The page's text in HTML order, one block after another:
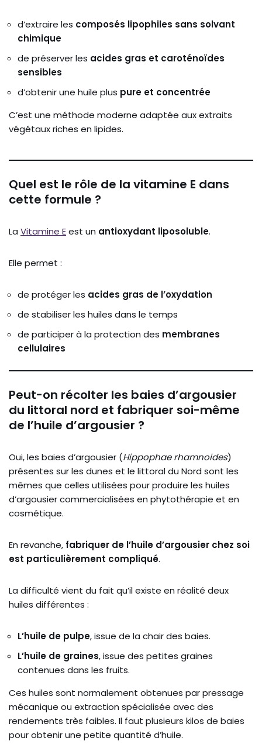
d’extraire les composés lipophiles sans solvant
chimique
de préserver les acides gras et caroténoïdes
sensibles
d’obtenir une huile plus pure et concentrée
C’est une méthode moderne adaptée aux extraits
végétaux riches en lipides.
Quel est le rôle de la vitamine E dans
cette formule ?
La Vitamine Eest un antioxydant liposoluble.
Elle permet :
de protéger les acides gras de l’oxydation
de stabiliser les huiles dans le temps
de participer à la protection des membranes
cellulaires
Peut-on récolter les baies d’argousier
du littoral nord et fabriquer soi-même
de l’huile d’argousier ?
Oui, les baies d’argousier (Hippophae rhamnoides)
présentes sur les dunes et le littoral du Nord sont les
mêmes que celles utilisées pour produire les huiles
d’argousier commercialisées en phytothérapie et en
cosmétique.
En revanche, fabriquer de l’huile d’argousier chez soi
est particulièrement compliqué.
La difficulté vient du fait qu’il existe en réalité deux
huiles différentes :
L’huile de pulpe, issue de la chair des baies.
L’huile de graines, issue des petites graines
contenues dans les fruits.
Ces huiles sont normalement obtenues par pressage
mécanique ou extraction spécialisée avec des
rendements très faibles. Il faut plusieurs kilos de baies
pour obtenir une petite quantité d’huile.